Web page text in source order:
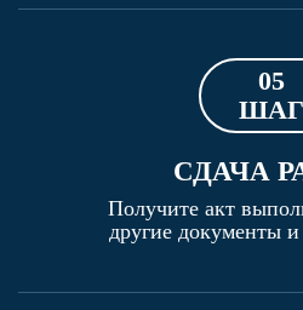
05
ШАГ
СДАЧА
Получите акт
другие документы